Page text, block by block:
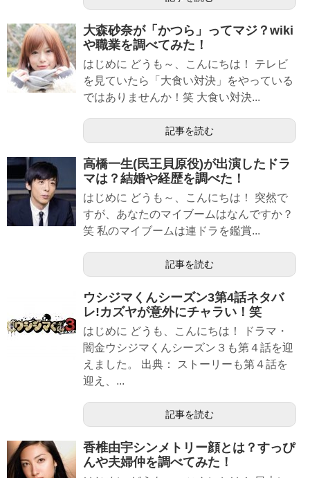
大森砂奈が「かつら」ってマジ？wiki
や職業を調べてみた！
はじめに どうも～、こんにちは！ テレビ
を見ていたら「大食い対決」をやっている
ではありませんか！笑 大食い対決...
記事を読む
高橋一生(民王貝原役)が出演したドラ
マは？結婚や経歴を調べた！
はじめに どうも～、こんにちは！ 突然で
すが、あなたのマイブームはなんですか？
笑 私のマイブームは連ドラを鑑賞...
記事を読む
ウシジマくんシーズン3第4話ネタバ
レ!カズヤが意外にチャラい！笑
はじめに どうも、こんにちは！ ドラマ・
闇金ウシジマくんシーズン３も第４話を迎
えました。 出典： ストーリーも第４話を
迎え、...
記事を読む
香椎由宇シンメトリー顔とは？すっぴ
んや夫婦仲を調べてみた！